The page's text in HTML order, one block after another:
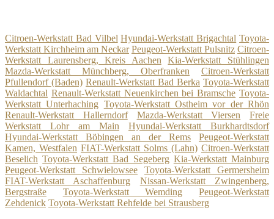
Citroen-Werkstatt Bad Vilbel Hyundai-Werkstatt Brigachtal Toyota-
Werkstatt Kirchheim am Neckar Peugeot-Werkstatt Pulsnitz Citroen-
Werkstatt Laurensberg, Kreis Aachen
Kia-Werkstatt Stühlingen
Mazda-Werkstatt Münchberg, Oberfranken
Citroen-Werkstatt
Pfullendorf (Baden) Renault-Werkstatt Bad Berka Toyota-Werkstatt
Waldachtal Renault-Werkstatt Neuenkirchen bei Bramsche Toyota-
Werkstatt Unterhaching Toyota-Werkstatt Ostheim vor der Rhön
Renault-Werkstatt Hallerndorf
Mazda-Werkstatt Viersen
Freie
Werkstatt Lohr am Main
Hyundai-Werkstatt Burkhardtsdorf
Hyundai-Werkstatt Böbingen an der Rems
Peugeot-Werkstatt
Kamen, Westfalen FIAT-Werkstatt Solms (Lahn) Citroen-Werkstatt
Beselich Toyota-Werkstatt Bad Segeberg Kia-Werkstatt Mainburg
Peugeot-Werkstatt Schwielowsee
Toyota-Werkstatt Germersheim
FIAT-Werkstatt Aschaffenburg
Nissan-Werkstatt Zwingenberg,
Bergstraße
Toyota-Werkstatt Wemding
Peugeot-Werkstatt
Zehdenick Toyota-Werkstatt Rehfelde bei Strausberg